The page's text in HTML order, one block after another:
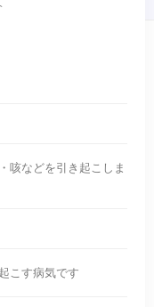
咳などを引き起こしま
こす病気です